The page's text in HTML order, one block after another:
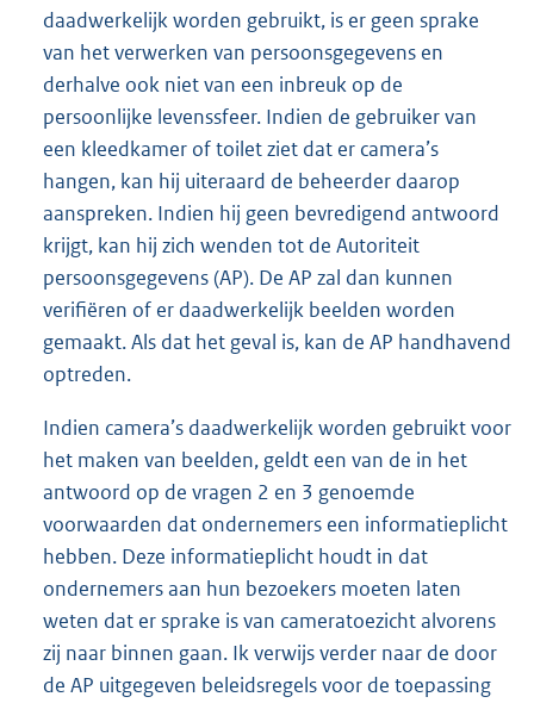
daadwerkelijk worden gebruikt, is er geen sprake
van het verwerken van persoonsgegevens en
derhalve ook niet van een inbreuk op de
persoonlijke levenssfeer. Indien de gebruiker van
een kleedkamer of toilet ziet dat er camera’s
hangen, kan hij uiteraard de beheerder daarop
aanspreken. Indien hij geen bevredigend antwoord
krijgt, kan hij zich wenden tot de Autoriteit
persoonsgegevens (AP). De AP zal dan kunnen
verifiëren of er daadwerkelijk beelden worden
gemaakt. Als dat het geval is, kan de AP handhavend
optreden.
Indien camera’s daadwerkelijk worden gebruikt voor
het maken van beelden, geldt een van de in het
antwoord op de vragen 2 en 3 genoemde
voorwaarden dat ondernemers een informatieplicht
hebben. Deze informatieplicht houdt in dat
ondernemers aan hun bezoekers moeten laten
weten dat er sprake is van cameratoezicht alvorens
zij naar binnen gaan. Ik verwijs verder naar de door
de AP uitgegeven beleidsregels voor de toepassing